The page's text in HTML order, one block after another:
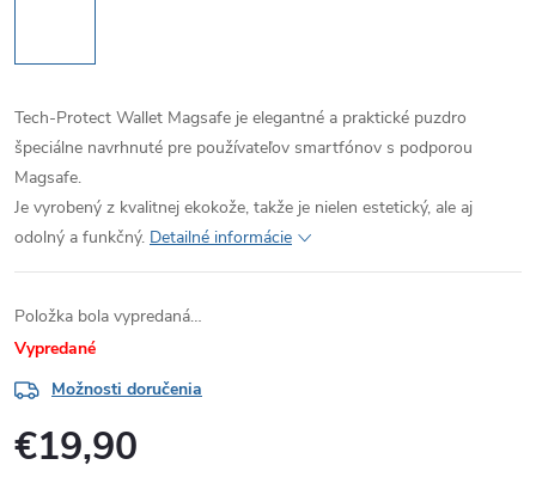
Tech-Protect Wallet Magsafe je elegantné a praktické puzdro
špeciálne navrhnuté pre používateľov smartfónov s podporou
Magsafe.
Je vyrobený z kvalitnej ekokože, takže je nielen estetický, ale aj
odolný a funkčný. Detailné informácie
Položka bola vypredaná…
Vypredané
Možnosti doručenia
€19,90